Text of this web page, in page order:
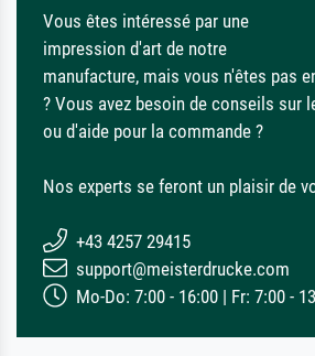
Vous êtes intéressé par une
impression d'art de notre
manufacture, mais vous n'êtes pas
? Vous avez besoin de conseils sur
ou d'aide pour la commande ?
Nos experts se feront un plaisir de
+43 4257 29415
support@meisterdrucke.com
Mo-Do: 7:00 - 16:00 | Fr: 7:00 -